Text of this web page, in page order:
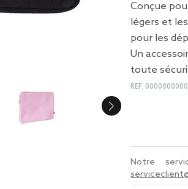
Conçue
légers et
pour les
Un
toute
REF.
Notre